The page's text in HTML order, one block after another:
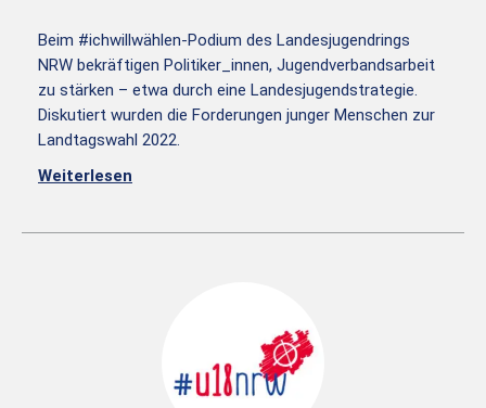
Beim #ichwillwählen-Podium des Landesjugendrings
NRW bekräftigen Politiker_innen, Jugendverbandsarbeit
zu stärken – etwa durch eine Landesjugendstrategie.
Diskutiert wurden die Forderungen junger Menschen zur
Landtagswahl 2022.
Weiterlesen